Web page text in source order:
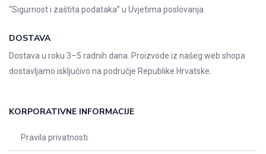
“Sigurnost i zaštita podataka” u Uvjetima poslovanja
DOSTAVA
Dostava u roku 3–5 radnih dana. Proizvode iz našeg web shopa
dostavljamo isključivo na područje Republike Hrvatske.
KORPORATIVNE INFORMACIJE
Pravila privatnosti